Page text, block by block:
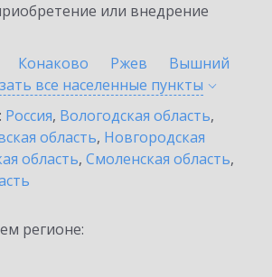
или внедрение
Конаково Ржев
Вышний
все населенные пункты
Россия, Вологодская область,
область, Новгородская
область, Смоленская область,
регионе: